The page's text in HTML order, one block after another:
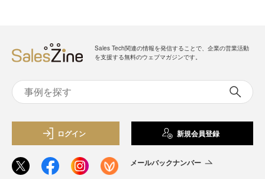
Sales Tech関連の情報を発信することで、企業の営業活動
を支援する無料のウェブマガジンです。
ログイン 新規会員登録
メールバックナンバー